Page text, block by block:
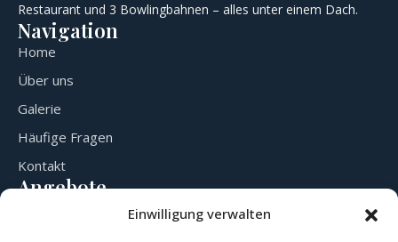
Einwilligung verwalten
Restaurant und 3 Bowlingbahnen – alles unter einem Dach.
Navigation
Home
Über uns
Galerie
Häufige Fragen
Kontakt
Angebote